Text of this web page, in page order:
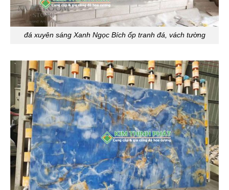
đá xuyên sáng Xanh Ngọc Bích ốp tranh đá, vách tường